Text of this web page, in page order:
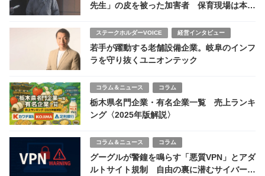
先生」の皮を被った加害者 保育現場は本当
ステークホルダーVOICE 経営インタビュー
若手が躍動する老舗設備企業。岐阜のインフ
ラを守り抜くユニオンテック
コラム＆ニュース コラム
栃木県名門企業・有名企業一覧 売上ランキ
ング〈2025年版解説〉
コラム＆ニュース コラム
グーグルが警鐘を鳴らす「悪質VPN」とアダ
ルトサイト規制 自由の裏に潜むサイバーリ